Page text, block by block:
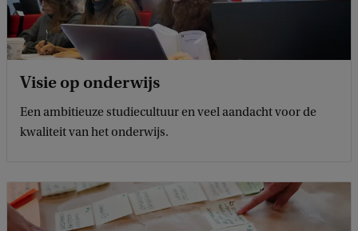
Visie op onderwijs
Een ambitieuze studiecultuur en veel aandacht voor de
kwaliteit van het onderwijs.